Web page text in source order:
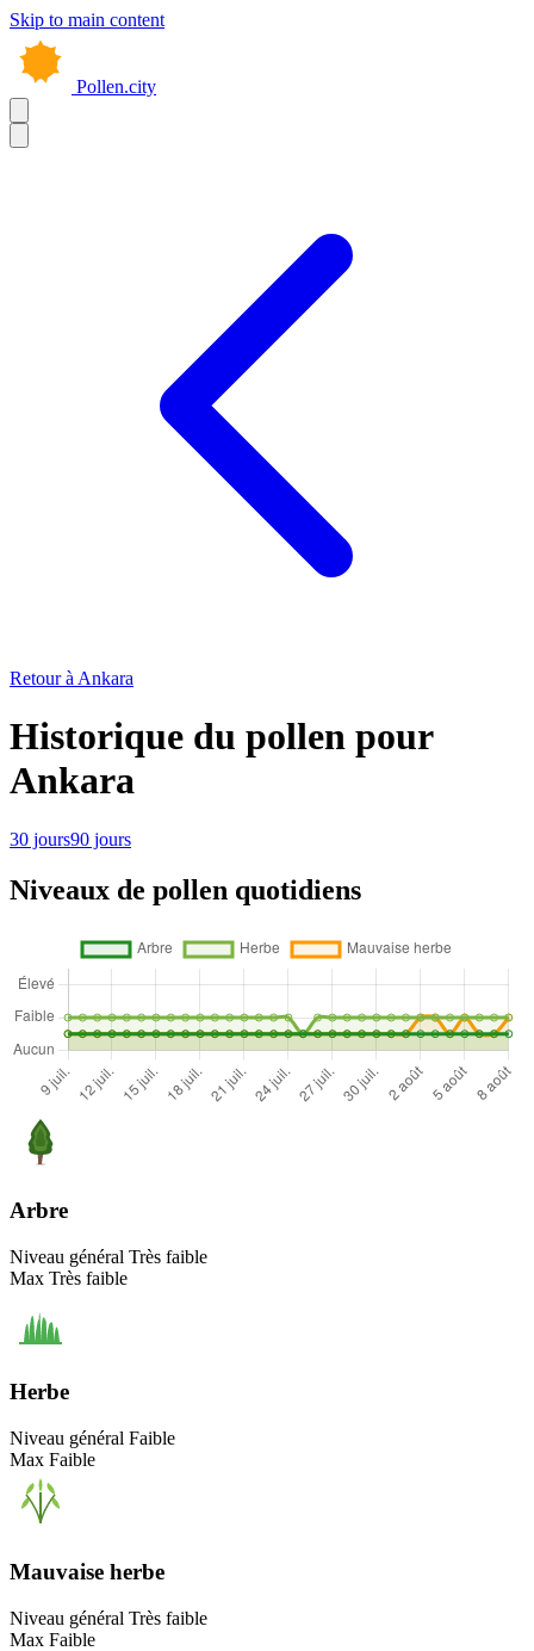
Skip to main content
Pollen.city
Retour à Ankara
Historique du pollen pour
Ankara
30 jours90 jours
Niveaux de pollen quotidiens
Arbre
Niveau général Très faible
Max Très faible
Herbe
Niveau général Faible
Max Faible
Mauvaise herbe
Niveau général Très faible
Max Faible